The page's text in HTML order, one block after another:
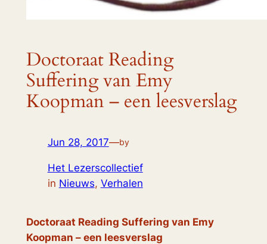
Doctoraat Reading
Suffering van Emy
Koopman – een leesverslag
Jun 28, 2017—by
Het Lezerscollectief
in Nieuws, Verhalen
Doctoraat Reading Suffering van Emy
Koopman – een leesverslag